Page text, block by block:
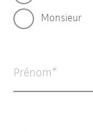
Monsieur
Prénom